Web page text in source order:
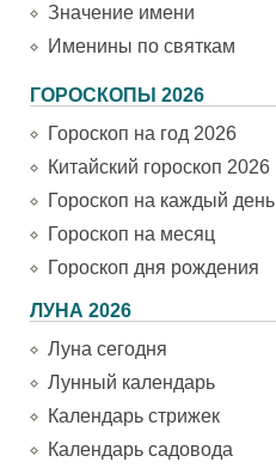
Значение имени
Именины по святкам
ГОРОСКОПЫ 2026
Гороскоп на год 2026
Китайский гороскоп 2026
Гороскоп на каждый день
Гороскоп на месяц
Гороскоп дня рождения
ЛУНА 2026
Луна сегодня
Лунный календарь
Календарь стрижек
Календарь садовода